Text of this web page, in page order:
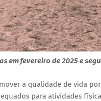
em fevereiro de 2025 e
a qualidade de vida
para atividades